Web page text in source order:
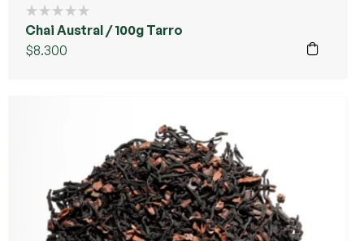
Chai Austral / 100g Tarro
$8.300